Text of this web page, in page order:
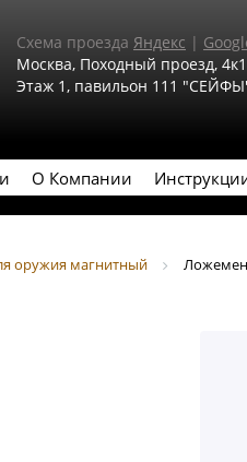
Схема проезда Яндекс |
Москва, Походный проезд, 4к1
Этаж 1, павильон 111
О Компании
оружия магнитный